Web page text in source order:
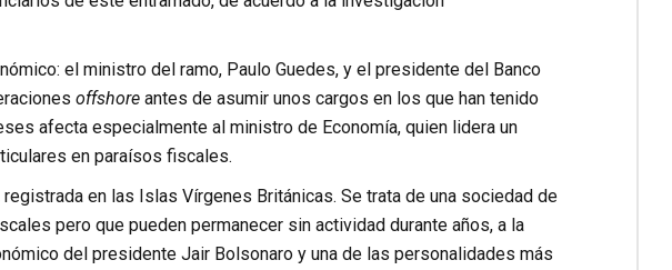
el ministro del ramo, Paulo Guedes, y el presidente del Banco
offshore antes de asumir unos cargos en los que han tenido
afecta especialmente al ministro de Economía, quien lidera un
en paraísos fiscales.
en las Islas Vírgenes Británicas. Se trata de una sociedad de
pero que pueden permanecer sin actividad durante años, a la
del presidente Jair Bolsonaro y una de las personalidades más